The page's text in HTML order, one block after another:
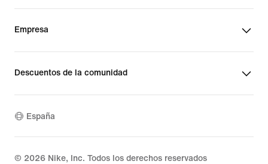
Empresa
Descuentos de la comunidad
España
© 2026 Nike, Inc. Todos los derechos reservados